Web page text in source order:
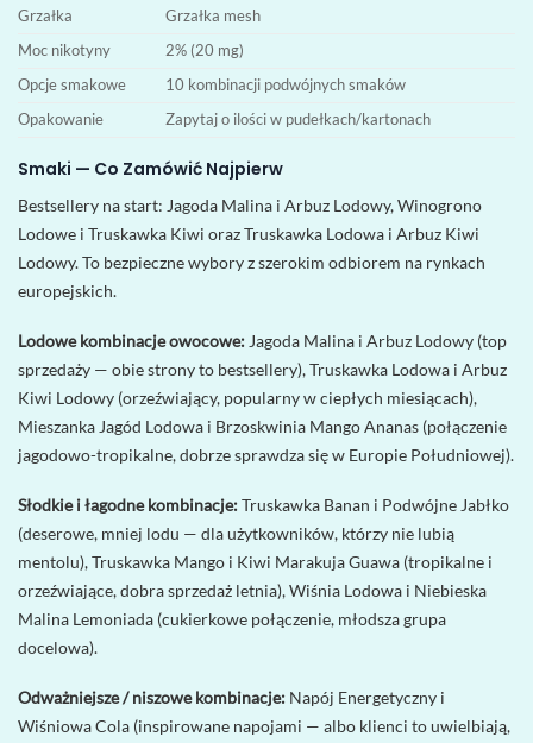
Grzałka
Grzałka mesh
Moc nikotyny
2% (20 mg)
Opcje smakowe
10 kombinacji podwójnych smaków
Opakowanie
Zapytaj o ilości w pudełkach/kartonach
Smaki — Co Zamówić Najpierw
Bestsellery na start: Jagoda Malina i Arbuz Lodowy, Winogrono
Lodowe i Truskawka Kiwi oraz Truskawka Lodowa i Arbuz Kiwi
Lodowy. To bezpieczne wybory z szerokim odbiorem na rynkach
europejskich.
Lodowe kombinacje owocowe: Jagoda Malina i Arbuz Lodowy (top
sprzedaży — obie strony to bestsellery), Truskawka Lodowa i Arbuz
Kiwi Lodowy (orzeźwiający, popularny w ciepłych miesiącach),
Mieszanka Jagód Lodowa i Brzoskwinia Mango Ananas (połączenie
jagodowo-tropikalne, dobrze sprawdza się w Europie Południowej).
Słodkie i łagodne kombinacje:Truskawka Banan i Podwójne Jabłko
(deserowe, mniej lodu — dla użytkowników, którzy nie lubią
mentolu), Truskawka Mango i Kiwi Marakuja Guawa (tropikalne i
orzeźwiające, dobra sprzedaż letnia), Wiśnia Lodowa i Niebieska
Malina Lemoniada (cukierkowe połączenie, młodsza grupa
docelowa).
Odważniejsze / niszowe kombinacje: Napój Energetyczny i
Wiśniowa Cola (inspirowane napojami — albo klienci to uwielbiają,